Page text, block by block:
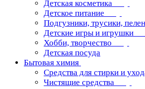
Детская косметика
Детское питание
Подгузники, трусики,
Детские игры и игрушки
Хобби, творчество
Детская посуда
Бытовая химия
Средства для стирки и
Чистящие средства